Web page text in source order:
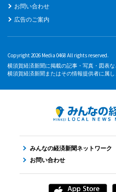
お問い合わせ
広告のご案内
Copyright 2026 Media 0468 All rights reserved.
横須賀経済新聞に掲載の記事・写真・図表
横須賀経済新聞またはその情報提供者に属し
みんなの経済新聞ネットワーク
お問い合わせ